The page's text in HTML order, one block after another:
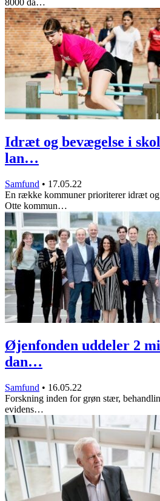
8000 da…
Idræt og bevægelse i
lan…
Samfund • 17.05.22
En række kommuner prioriterer idræt
Otte kommun…
Øjenfonden uddeler 2
dan…
Samfund • 16.05.22
Forskning inden for grøn stær,
evidens…